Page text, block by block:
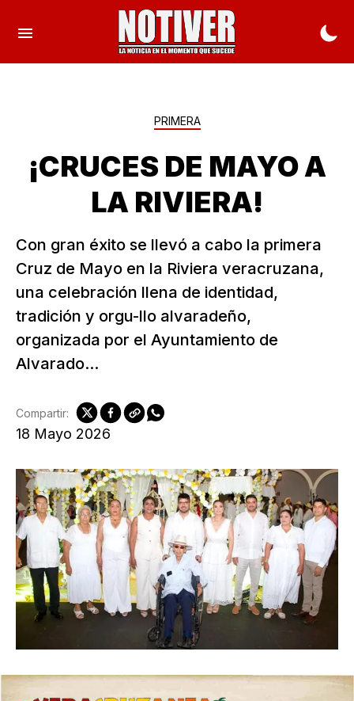
PRIMERA
¡CRUCES DE MAYO A
LA RIVIERA!
Con gran éxito se llevó a cabo la primera
Cruz de Mayo en la Riviera veracruzana,
una celebración llena de identidad,
tradición y orgu-llo alvaradeño,
organizada por el Ayuntamiento de
Alvarado...
18 Mayo 2026
Compartir: